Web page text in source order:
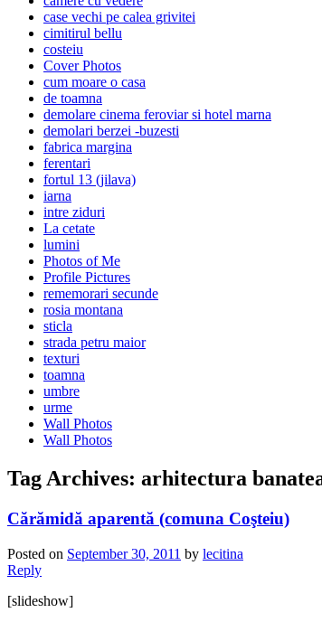
case vechi pe calea grivitei
cimitirul bellu
costeiu
Cover Photos
cum moare o casa
de toamna
demolare cinema feroviar si hotel marna
demolari berzei -buzesti
fabrica margina
ferentari
fortul 13 (jilava)
iarna
intre ziduri
La cetate
lumini
Photos of Me
Profile Pictures
rememorari secunde
rosia montana
sticla
strada petru maior
texturi
toamna
umbre
urme
Wall Photos
Wall Photos
Tag Archives: arhitectura
Cărămidă aparentă (comuna Coşteiu)
Posted on September 30, 2011 by lecitina
Reply
[slideshow]